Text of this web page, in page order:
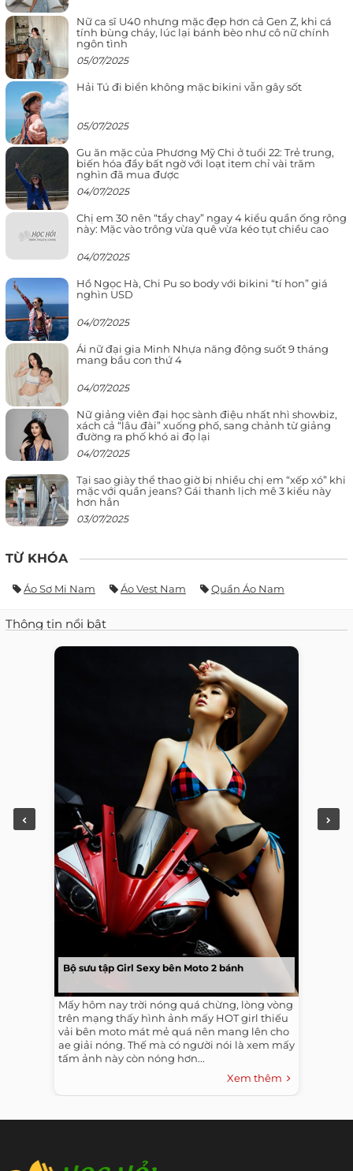
Nữ ca sĩ U40 nhưng mặc đẹp hơn cả Gen Z, khi cá
tính bùng cháy, lúc lại bánh bèo như cô nữ chính
ngôn tình
05/07/2025
Hải Tú đi biển không mặc bikini vẫn gây sốt
05/07/2025
Gu ăn mặc của Phương Mỹ Chi ở tuổi 22: Trẻ trung,
biến hóa đầy bất ngờ với loạt item chỉ vài trăm
nghìn đã mua được
04/07/2025
Chị em 30 nên “tẩy chay” ngay 4 kiểu quần ống rộng
này: Mặc vào trông vừa quê vừa kéo tụt chiều cao
04/07/2025
Hồ Ngọc Hà, Chi Pu so body với bikini “tí hon” giá
nghìn USD
04/07/2025
Ái nữ đại gia Minh Nhựa năng động suốt 9 tháng
mang bầu con thứ 4
04/07/2025
Nữ giảng viên đại học sành điệu nhất nhì showbiz,
xách cả “lâu đài” xuống phố, sang chảnh từ giảng
đường ra phố khó ai đọ lại
04/07/2025
Tại sao giày thể thao giờ bị nhiều chị em “xếp xó” khi
mặc với quần jeans? Gái thanh lịch mê 3 kiểu này
hơn hẳn
03/07/2025
TỪ KHÓA
Áo Sơ Mi Nam Áo Vest Nam Quần Áo Nam
Thông tin nổi bật
Bộ sưu tập Girl Sexy bên Moto 2 bánh
Mấy hôm nay trời nóng quá chừng, lòng vòng
trên mạng thấy hình ảnh mấy HOT girl thiếu
vải bên moto mát mẻ quá nên mang lên cho
ae giải nóng. Thế mà có người nói là xem mấy
tấm ảnh này còn nóng hơn...
Xem thêm